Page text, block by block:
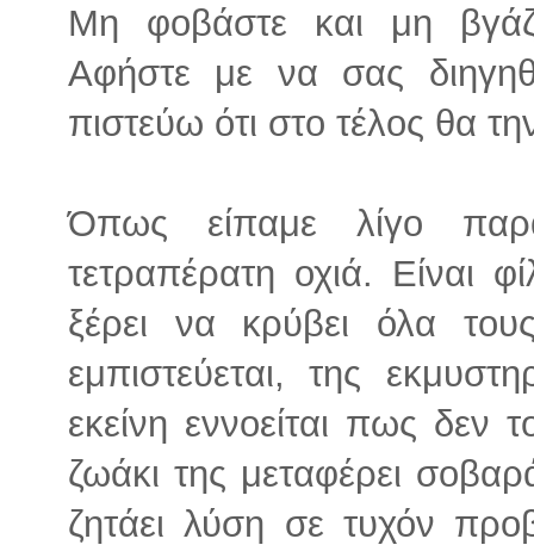
Μη φοβάστε και μη
Αφήστε με να σας
πιστεύω ότι στο τέλος θα
Όπως είπαμε λίγο
τετραπέρατη οχιά. Είναι
ξέρει να κρύβει όλα
εμπιστεύεται, της
εκείνη εννοείται πως δεν
ζωάκι της μεταφέρει
ζητάει λύση σε τυχόν